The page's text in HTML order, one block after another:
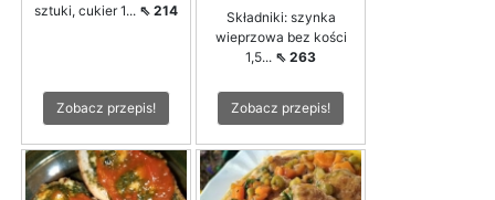
sztuki, cukier 1... ⇖ 214
Zobacz przepis!
Składniki: szynka
wieprzowa bez kości
1,5... ⇖ 263
Zobacz przepis!